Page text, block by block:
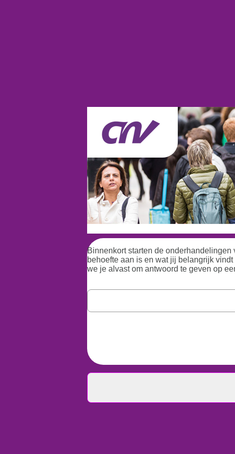
Binnenkort starten de
behoefte aan is en wat jij belangrijk
we je alvast om antwoord te geven op